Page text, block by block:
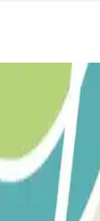
ABRIR LA
tu reserva. PARA SALIR:
anteriormente para entrar y